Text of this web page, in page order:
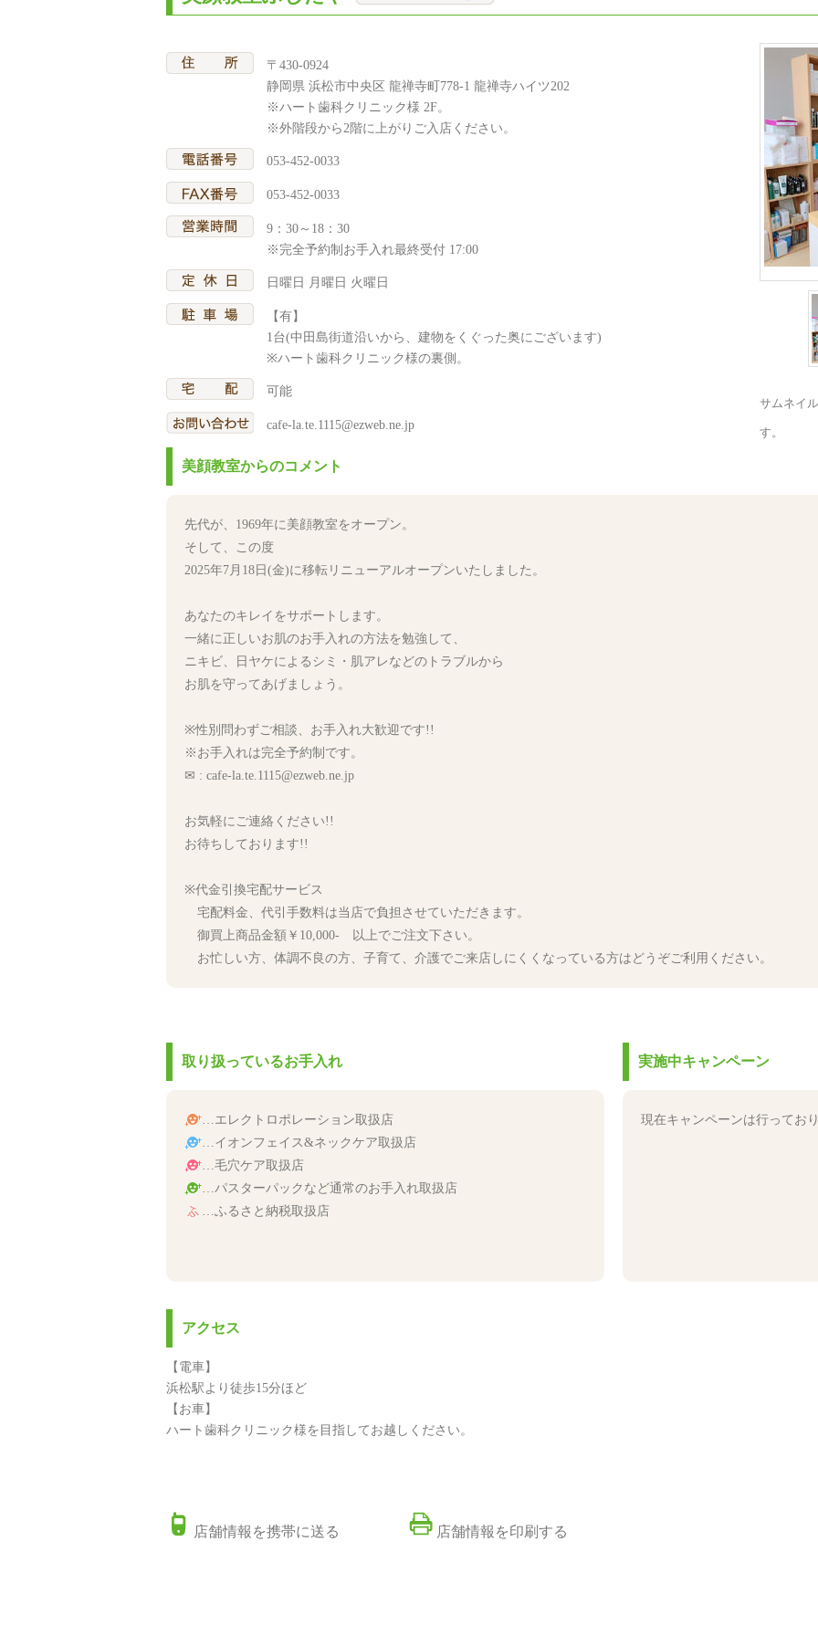
サムネイ
す。
〒430-0924
静岡県 浜松市中央区 龍禅寺町778-1 龍禅寺ハイツ202
※ハート歯科クリニック様 2F。
※外階段から2階に上がりご入店ください。
053-452-0033
053-452-0033
9：30～18：30
※完全予約制お手入れ最終受付 17:00
日曜日 月曜日 火曜日
【有】
1台(中田島街道沿いから、建物をくぐった奥にございます)
※ハート歯科クリニック様の裏側。
可能
cafe-la.te.1115@ezweb.ne.jp
美顔教室からのコメント
先代が、1969年に美顔教室をオープン。
そして、この度
2025年7月18日(金)に移転リニューアルオープンいたしました。
あなたのキレイをサポートします。
一緒に正しいお肌のお手入れの方法を勉強して、
ニキビ、日ヤケによるシミ・肌アレなどのトラブルから
お肌を守ってあげましょう。
※性別問わずご相談、お手入れ大歓迎です!!
※お手入れは完全予約制です。
✉ : cafe-la.te.1115@ezweb.ne.jp
お気軽にご連絡ください!!
お待ちしております!!
※代金引換宅配サービス
宅配料金、代引手数料は当店で負担させていただきます。
御買上商品金額￥10,000- 以上でご注文下さい。
お忙しい方、体調不良の方、子育て、介護でご来店しにくくなっている方はどうぞご利用ください。
取り扱っているお手入れ
…エレクトロポレーション取扱店
…イオンフェイス&ネックケア取扱店
…毛穴ケア取扱店
…パスターパックなど通常のお手入れ取扱店
…ふるさと納税取扱店
実施中キャンペーン
現在キャンペーンは行っており
アクセス
【電車】
浜松駅より徒歩15分ほど
【お車】
ハート歯科クリニック様を目指してお越しください。
店舗情報を携帯に送る 店舗情報を印刷する